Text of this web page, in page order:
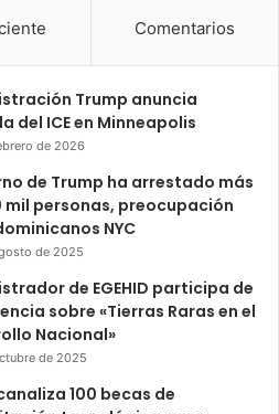
Comentarios
Trump anuncia
del ICE en Minneapolis
de 2026
de Trump ha arrestado más
mil personas, preocupación
NYC
de 2025
de EGEHID participa de
sobre «Tierras Raras en el
Nacional»
de 2025
100 becas de